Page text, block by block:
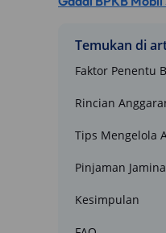
Temukan di
Faktor Penentu
Rincian
Tips Mengelola
Pinjaman
Kesimpulan